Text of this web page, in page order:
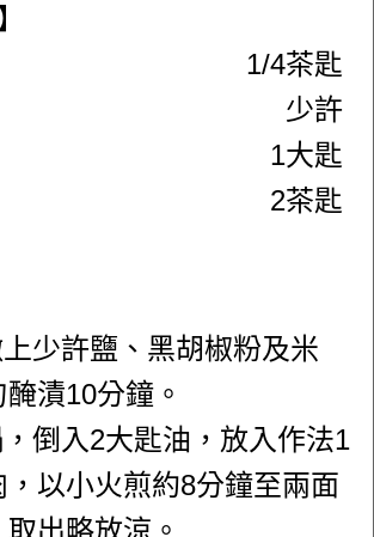
1/4茶匙
少許
1大匙
2茶匙
少許鹽、黑胡椒粉及米
漬10分鐘。
倒入2大匙油，放入作法1
，以小火煎約8分鐘至兩面
出略放涼。